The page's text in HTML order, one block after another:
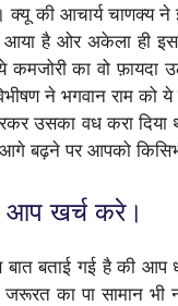
क्यू की आचार्य चाणक्य
आया है ओर अकेला ही
का वो फ़ायदा
ने भगवान राम को ये
उसका वध करा
पर आपको
खर्च करे।
बात बताई गई है
का पा सामान भी